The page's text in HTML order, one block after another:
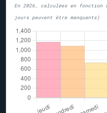
En 2026, calculées en fonction
jours peuvent être manquants)